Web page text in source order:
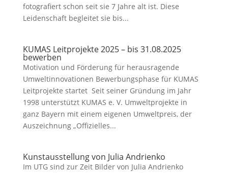
fotografiert schon seit sie 7 Jahre alt ist. Diese
Leidenschaft begleitet sie bis...
KUMAS Leitprojekte 2025 – bis 31.08.2025
bewerben
Motivation und Förderung für herausragende
Umweltinnovationen Bewerbungsphase für KUMAS
Leitprojekte startet Seit seiner Gründung im Jahr
1998 unterstützt KUMAS e. V. Umweltprojekte in
ganz Bayern mit einem eigenen Umweltpreis, der
Auszeichnung „Offizielles...
Kunstausstellung von Julia Andrienko
Im UTG sind zur Zeit Bilder von Julia Andrienko